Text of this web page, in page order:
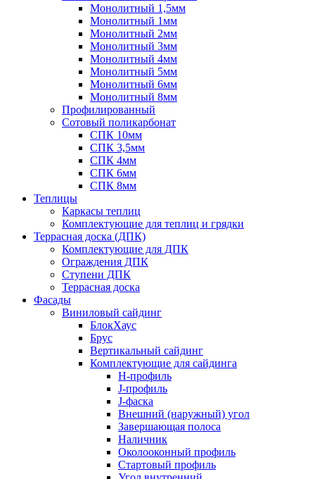
Монолитный 1,5мм
Монолитный 1мм
Монолитный 2мм
Монолитный 3мм
Монолитный 4мм
Монолитный 5мм
Монолитный 6мм
Монолитный 8мм
Профилированный
Сотовый поликарбонат
СПК 10мм
СПК 3,5мм
СПК 4мм
СПК 6мм
СПК 8мм
Теплицы
Каркасы теплиц
Комплектующие для теплиц и грядки
Террасная доска (ДПК)
Комплектующие для ДПК
Ограждения ДПК
Ступени ДПК
Террасная доска
Фасады
Виниловый сайдинг
БлокХаус
Брус
Вертикальный сайдинг
Комплектующие для сайдинга
H-профиль
J-профиль
J-фаска
Внешний (наружный) угол
Завершающая полоса
Наличник
Околооконный профиль
Стартовый профиль